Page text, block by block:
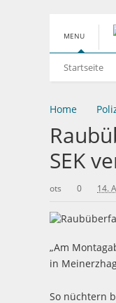
MENU
Startseite
Home
SEK
ots 0 14.
„Am
in
So nüchtern